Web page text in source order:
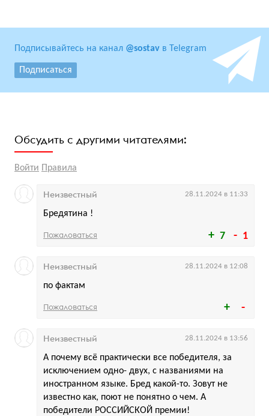
Подписывайтесь на канал @sostav в Telegram
Подписаться
Обсудить с другими читателями:
Войти Правила
7 1
Бредятина !
Неизвестный 28.11.2024 в 11:33
Пожаловаться
по фактам
Неизвестный 28.11.2024 в 12:08
Пожаловаться
А почему всё практически все победителя, за
исключением одно- двух, с названиями на
иностранном языке. Бред какой-то. Зовут не
известно как, поют не понятно о чем. А
победители РОССИЙСКОЙ премии!
Неизвестный 28.11.2024 в 13:56